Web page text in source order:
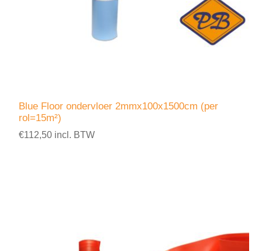
Blue Floor ondervloer 2mmx100x1500cm (per
rol=15m²)
€112,50 incl. BTW